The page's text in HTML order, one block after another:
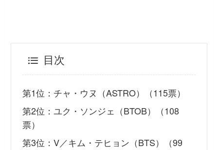
目次
第1位：チャ・ウヌ（ASTRO）（115票）
第2位：ユク・ソンジェ（BTOB）（108
票）
第3位：V／キム・テヒョン（BTS）（99